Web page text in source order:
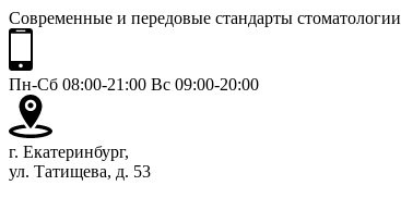
Современные и передовые стандарты стоматологии
Пн-Сб 08:00-21:00 Вс 09:00-20:00
г. Екатеринбург,
ул. Татищева, д. 53